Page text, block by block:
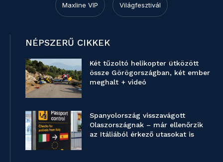
Maxline VIP Világfesztivál
NÉPSZERŰ CIKKEK
Két tűzoltó helikopter ütközött
össze Görögországban, két ember
meghalt + videó
Spanyolország visszavágott
Olaszországnak – már ellenőrzik
az Itáliából érkező utasokat is